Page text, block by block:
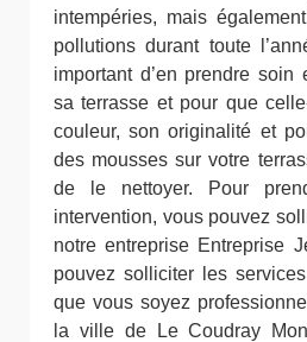
intempéries, mais
pollutions durant toute
important d’en prendre
sa terrasse et pour que
couleur, son originalité et
des mousses sur votre
de le nettoyer. Pour
intervention, vous pouvez
notre entreprise Entreprise
pouvez solliciter les
que vous soyez
la ville de Le Coudray